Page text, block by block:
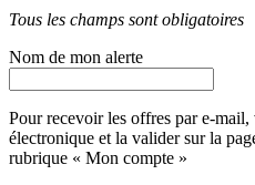
Tous les champs sont obligatoires
Nom de mon alerte
Pour recevoir les offres par e-mail,
électronique et la valider sur la
rubrique « Mon compte »